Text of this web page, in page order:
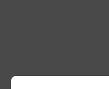
E-Jugend